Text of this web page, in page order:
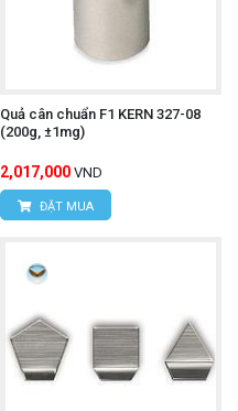
Quả cân chuẩn F1 KERN 327-08
(200g, ±1mg)
2,017,000 VND
ĐẶT MUA